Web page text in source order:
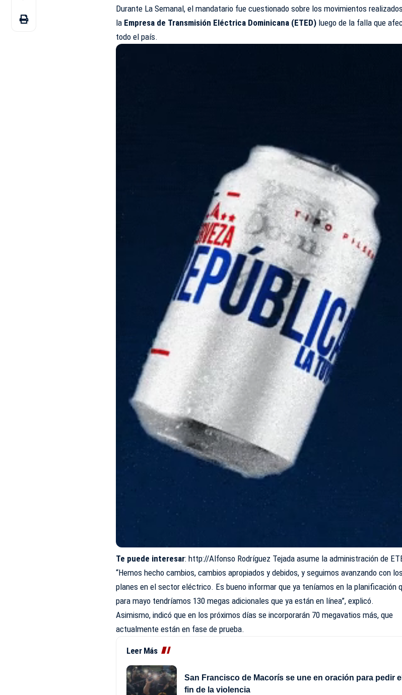
Durante La Semanal, el mandatario fue cuestionado sobre los movimientos
la Empresa de Transmisión Eléctrica Dominicana (ETED) luego de la falla que
todo el país.
Te puede interesar:http://Alfonso Rodríguez Tejada asume la administración de
“Hemos hecho cambios, cambios apropiados y debidos, y seguimos avanzando con los
planes en el sector eléctrico. Es bueno informar que ya teníamos en la planificación
para mayo tendríamos 130 megas adicionales que ya están en línea”, explicó.
Asimismo, indicó que en los próximos días se incorporarán 70 megavatios más, que
actualmente están en fase de prueba.
Leer Más
San Francisco de Macorís se une en oración para pedir el
fin de la violencia